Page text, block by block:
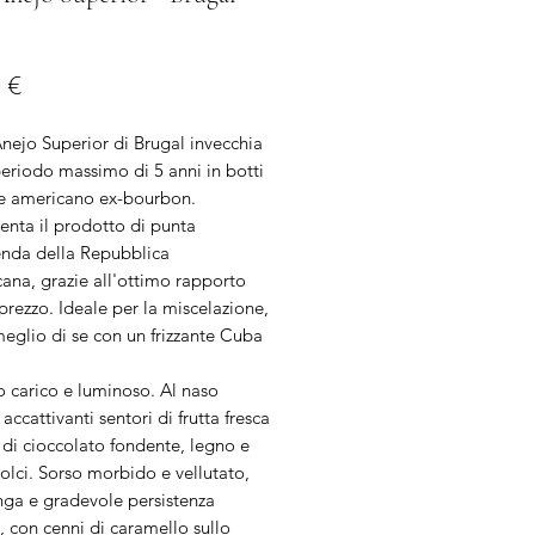
€Prezzo
Superior di Brugal invecchia
massimo di 5 anni in botti
americano ex-bourbon.
il prodotto di punta
della Repubblica
grazie all'ottimo rapporto
Ideale per la miscelazione,
di se con un frizzante Cuba
carico e luminoso. Al naso
sentori di frutta fresca
di cioccolato fondente, legno e
Sorso morbido e vellutato,
e gradevole persistenza
con cenni di caramello sullo